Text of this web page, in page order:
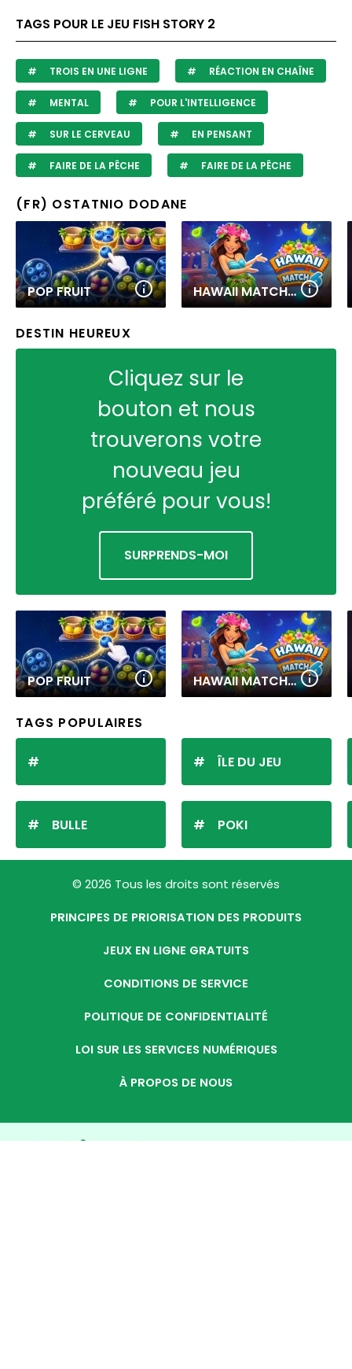
TAGS POUR LE JEU FISH STORY 2
TROIS EN UNE LIGNE RÉACTION EN CHAÎNE
MENTAL POUR L'INTELLIGENCE
SUR LE CERVEAU EN PENSANT
FAIRE DE LA PÊCHE FAIRE DE LA PÊCHE
(FR) OSTATNIO DODANE
POP FRUIT HAWAII MATCH 6
DESTIN HEUREUX
Cliquez sur le
bouton et nous
trouverons votre
nouveau jeu
préféré pour vous!
SURPRENDS-MOI
POP FRUIT HAWAII MATCH 6
TAGS POPULAIRES
BULLE
ÎLE DU JEU
POKI
© 2026 Tous les droits sont réservés
PRINCIPES DE PRIORISATION DES PRODUITS
JEUX EN LIGNE GRATUITS
CONDITIONS DE SERVICE
POLITIQUE DE CONFIDENTIALITÉ
LOI SUR LES SERVICES NUMÉRIQUES
À PROPOS DE NOUS